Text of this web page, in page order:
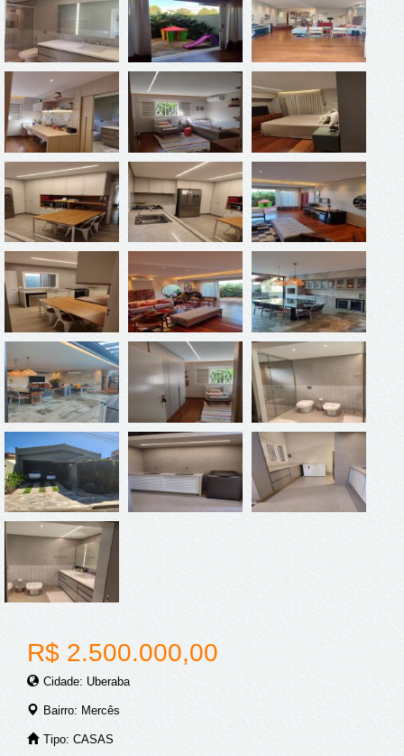
R$ 2.500.000,00
Cidade: Uberaba
Bairro: Mercês
Tipo: CASAS